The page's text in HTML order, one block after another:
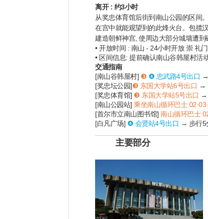
离开 : 约3小时
从奖忠体育馆后街到南山公园的区间
在宫中就能观望到的此烽火台。包揽
建造朝鲜神宫, 使周边大部分城墙遭
• 开放时间 : 南山 - 24小时开放 崇 礼
• 区间信息: 提前确认南山谷韩屋村活
交通指南
[南山谷韩屋村] ❸ ❹ 忠武路4号出口
[奖忠坛公园]❸ 东国大学站6号出口 →
[奖忠体育馆] ❸ 东国大学站5号出口 →
[南山公园站] 乘坐南山循环巴士
[首尔市立南山图书馆] 南山循环巴士
[白凡广场] ❹ 会贤站4号出口 → 步行5
主要部分